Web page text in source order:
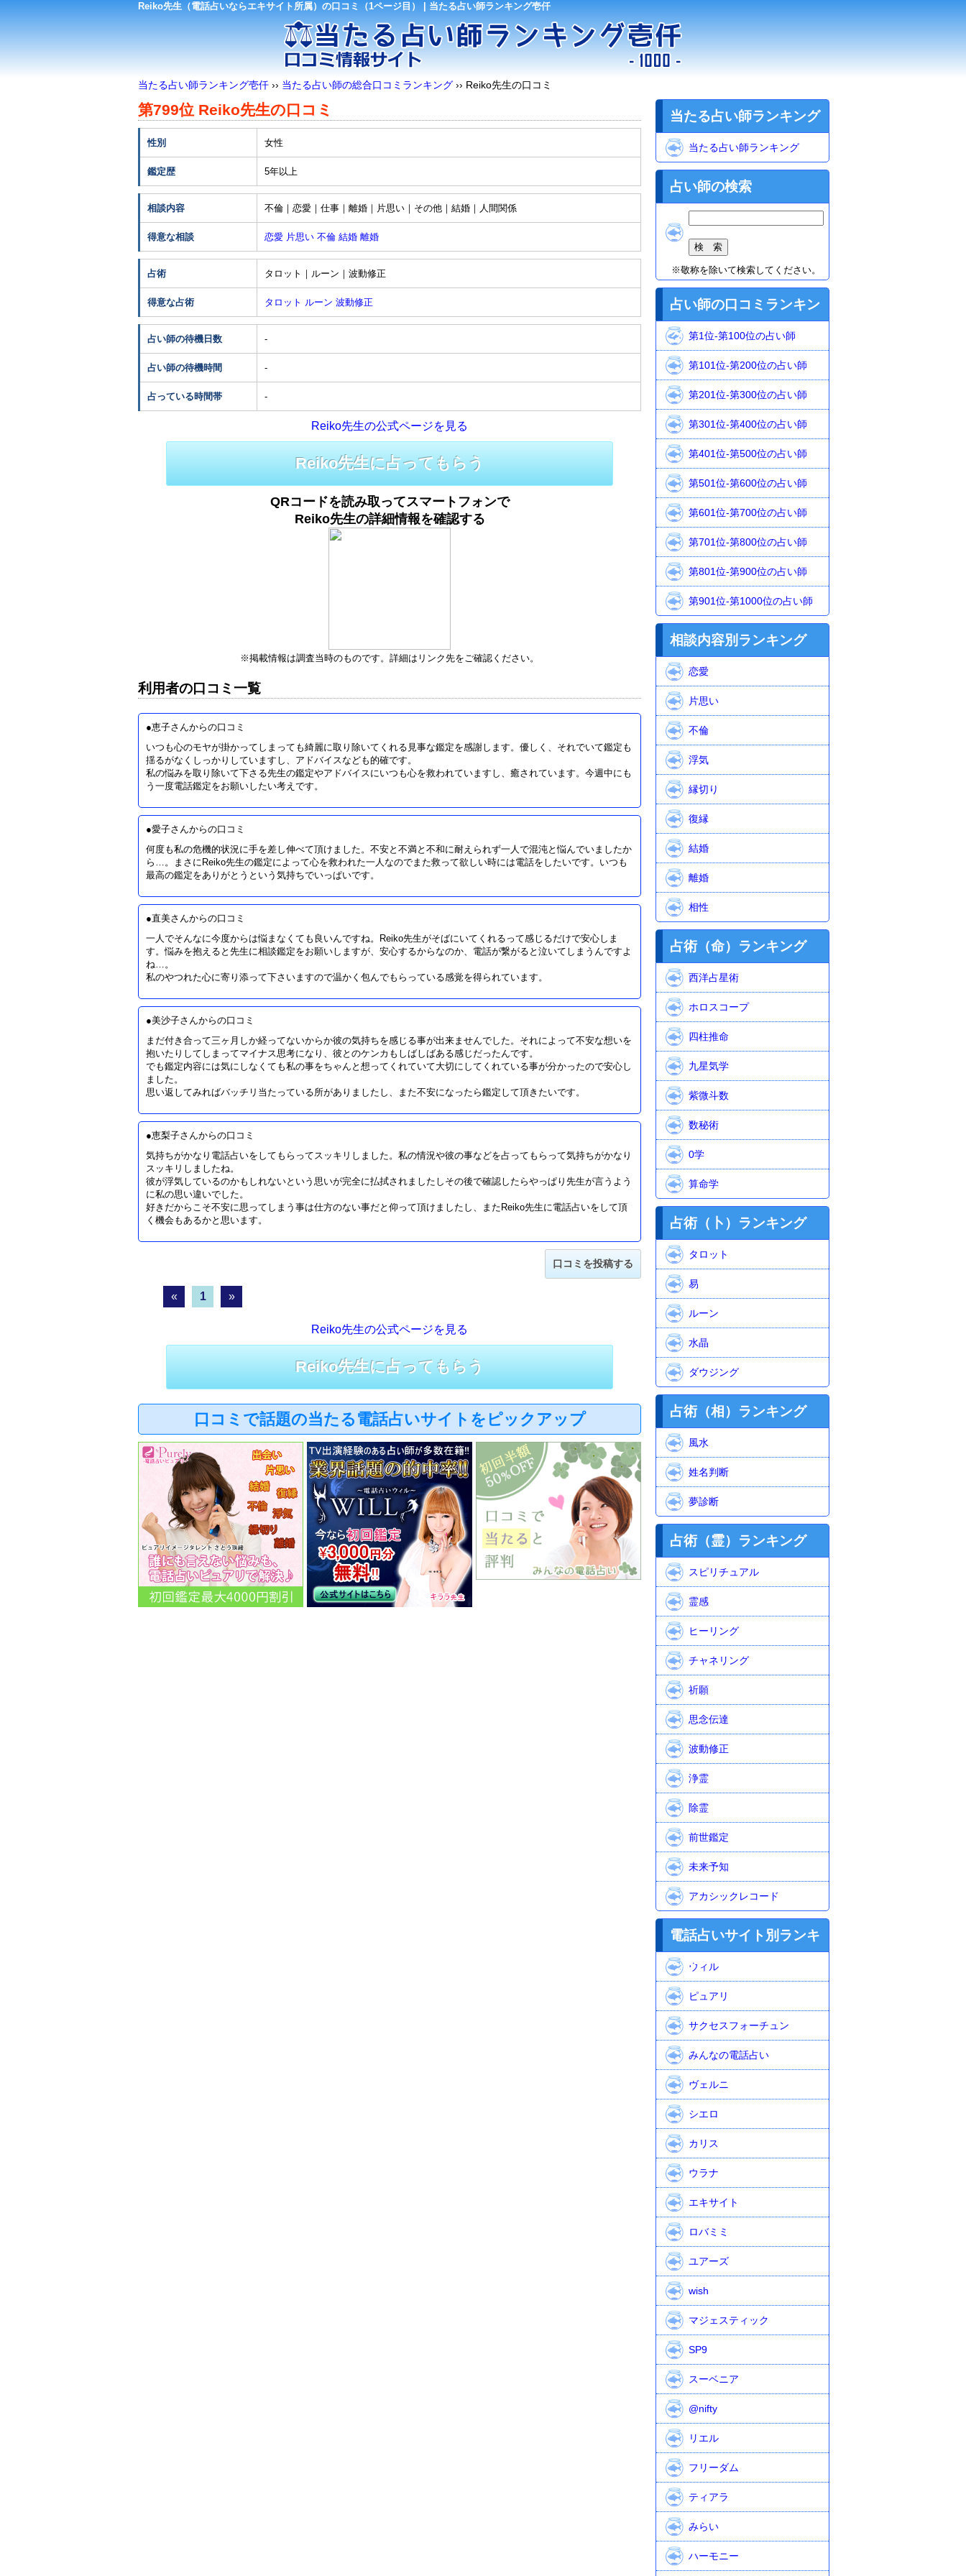
Reiko先生（電話占いならエキサイト所属）の口コミ（1ページ目） | 当たる占い師ランキング壱仟
当たる占い師ランキング壱仟 ›› 当たる占い師の総合口コミランキング ›› Reiko先生の口コミ
第799位 Reiko先生の口コミ
性別 女性
鑑定歴 5年以上
相談内容 不倫｜恋愛｜仕事｜離婚｜片思い｜その他｜結婚｜人間関係
得意な相談 恋愛 片思い 不倫 結婚 離婚
占術 タロット｜ルーン｜波動修正
得意な占術 タロット ルーン 波動修正
占い師の待機日数 -
占い師の待機時間 -
占っている時間帯 -
Reiko先生の公式ページを見る
Reiko先生に占ってもらう
QRコードを読み取ってスマートフォンで
Reiko先生の詳細情報を確認する
※掲載情報は調査当時のものです。詳細はリンク先をご確認ください。
利用者の口コミ一覧
●恵子さんからの口コミ
いつも心のモヤが掛かってしまっても綺麗に取り除いてくれる見事な鑑定を感謝します。優しく、それでいて鑑定も
揺るがなくしっかりしていますし、アドバイスなども的確です。
私の悩みを取り除いて下さる先生の鑑定やアドバイスにいつも心を救われていますし、癒されています。今週中にも
う一度電話鑑定をお願いしたい考えです。
●愛子さんからの口コミ
何度も私の危機的状況に手を差し伸べて頂けました。不安と不満と不和に耐えられず一人で混沌と悩んでいましたか
ら…。まさにReiko先生の鑑定によって心を救われた一人なのでまた救って欲しい時には電話をしたいです。いつも
最高の鑑定をありがとうという気持ちでいっぱいです。
●直美さんからの口コミ
一人でそんなに今度からは悩まなくても良いんですね。Reiko先生がそばにいてくれるって感じるだけで安心しま
す。悩みを抱えると先生に相談鑑定をお願いしますが、安心するからなのか、電話が繋がると泣いてしまうんですよ
ね…。
私のやつれた心に寄り添って下さいますので温かく包んでもらっている感覚を得られています。
●美沙子さんからの口コミ
まだ付き合って三ヶ月しか経ってないからか彼の気持ちを感じる事が出来ませんでした。それによって不安な想いを
抱いたりしてしまってマイナス思考になり、彼とのケンカもしばしばある感じだったんです。
でも鑑定内容には気にしなくても私の事をちゃんと想ってくれていて大切にしてくれている事が分かったので安心し
ました。
思い返してみればバッチリ当たっている所がありましたし、また不安になったら鑑定して頂きたいです。
●恵梨子さんからの口コミ
気持ちがかなり電話占いをしてもらってスッキリしました。私の情況や彼の事などを占ってもらって気持ちがかなり
スッキリしましたね。
彼が浮気しているのかもしれないという思いが完全に払拭されましたしその後で確認したらやっぱり先生が言うよう
に私の思い違いでした。
好きだからこそ不安に思ってしまう事は仕方のない事だと仰って頂けましたし、またReiko先生に電話占いをして頂
く機会もあるかと思います。
口コミを投稿する
« 1 »
Reiko先生の公式ページを見る
Reiko先生に占ってもらう
口コミで話題の当たる電話占いサイトをピックアップ
当たる占い師ランキング
当たる占い師ランキング
占い師の検索
※敬称を除いて検索してください。
占い師の口コミランキン
グ 第1位-第100位の占い師
第101位-第200位の占い師
第201位-第300位の占い師
第301位-第400位の占い師
第401位-第500位の占い師
第501位-第600位の占い師
第601位-第700位の占い師
第701位-第800位の占い師
第801位-第900位の占い師
第901位-第1000位の占い師
相談内容別ランキング
恋愛
片思い
不倫
浮気
縁切り
復縁
結婚
離婚
相性
占術（命）ランキング
西洋占星術
ホロスコープ
四柱推命
九星気学
紫微斗数
数秘術
0学
算命学
占術（卜）ランキング
タロット
易
ルーン
水晶
ダウジング
占術（相）ランキング
風水
姓名判断
夢診断
占術（霊）ランキング
スピリチュアル
霊感
ヒーリング
チャネリング
祈願
思念伝達
波動修正
浄霊
除霊
前世鑑定
未来予知
アカシックレコード
電話占いサイト別ランキ
ングウィル
ピュアリ
サクセスフォーチュン
みんなの電話占い
ヴェルニ
シエロ
カリス
ウラナ
エキサイト
ロバミミ
ユアーズ
wish
マジェスティック
SP9
スーベニア
@nifty
リエル
フリーダム
ティアラ
みらい
ハーモニー